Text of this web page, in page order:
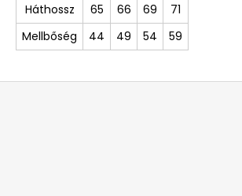
Háthossz
65 66 69
71
Mellbőség
44 49 54 59
L